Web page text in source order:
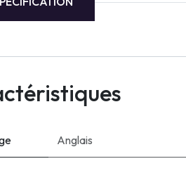
AWS
Versant
Agrisciences
ccs
Anglais